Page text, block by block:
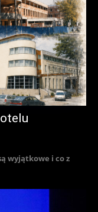
wyjątkowe i co z